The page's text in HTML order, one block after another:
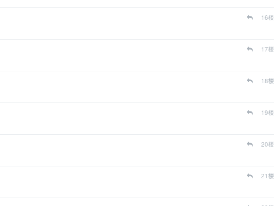
16楼
17楼
18楼
19楼
20楼
21楼